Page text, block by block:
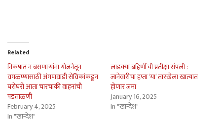
Related
निकषात न बसणार्‍यांना योजनेतून
वगळण्यासाठी अंगणवाडी सेविकांकडून
घरोघरी आता चारचाकी वाहनांची
पडताळणी
February 4, 2025
In "खान्देश"
लाडक्या बहिणींची प्रतीक्षा संपली :
जानेवारीचा हप्ता ‘या’ तारखेला खात्यात
होणार जमा
January 16, 2025
In "खान्देश"